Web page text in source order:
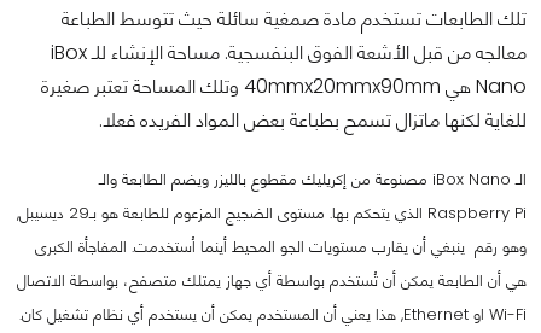
تلك الطابعات تستخدم مادة صمغية سائلة حيث تتوسط الطباعة
معالجه من قبل الأشعة الفوق البنفسجية. مساحة الإنشاء للـ iBox
Nano هي 40mmx20mmx90mm وتلك المساحة تعتبر صغيرة
للغاية لكنها ماتزال تسمح بطباعة بعض المواد الفريده فعلا.
الـ iBox Nano مصنوعة من إكريليك مقطوع بالليزر ويضم الطابعة والـ
Raspberry Pi الذي يتحكم بها. مستوى الضجيج المزعوم للطابعة هو بـ29 ديسيبل,
وهو رقم ينبغي أن يقارب مستويات الجو المحيط أينما اُستخدمت. المفاجأة الكبرى
هي أن الطابعة يمكن أن تُستخدم بواسطة أي جهاز يمتلك متصفح، بواسطة الاتصال
Wi-Fi او Ethernet, هذا يعني أن المستخدم يمكن أن يستخدم أي نظام تشغيل كان.